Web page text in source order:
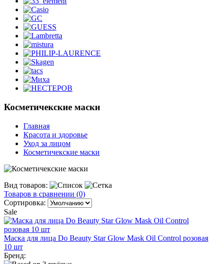
Косметичекские маски
Главная
Красота и здоровье
Уход за лицом
Косметичекские маски
Вид товаров:
Товаров в сравнении (0)
Сортировка:
Sale
Маска для лица Do Beauty Star Glow Mask Oil Control розовая
10 шт
Бренд: